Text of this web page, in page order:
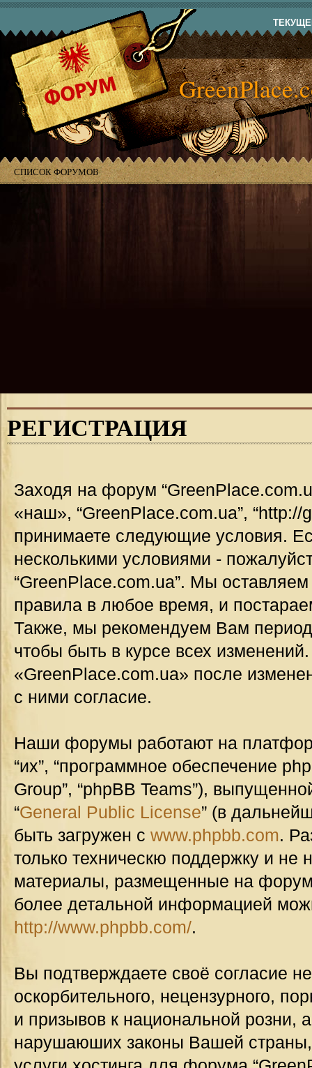
СПИСОК ФОРУМОВ
РЕГИСТРАЦИЯ
Заходя на форум
«наш», “GreenPlace.com.ua”,
принимаете следующие условия.
несколькими условиями -
“GreenPlace.com.ua”. Мы
правила в любое время, и
Также, мы рекомендуем Вам
чтобы быть в курсе всех
«GreenPlace.com.ua» после
с ними согласие.
Наши форумы работают на
“их”, “программное обеспечение
Group”, “phpBB Teams”),
“General Public License” (в
быть загружен с www.phpbb.com.
только техническю поддержку и не
материалы, размещенные на
более детальной информацией
http://www.phpbb.com/.
Вы подтверждаете своё согласие
оскорбительного, нецензурного,
и призывов к национальной розни,
нарушаюших законы Вашей страны,